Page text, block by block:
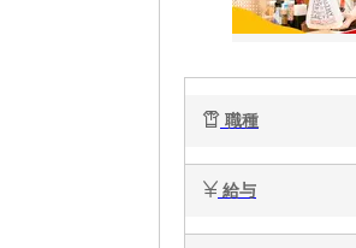
職種
給与